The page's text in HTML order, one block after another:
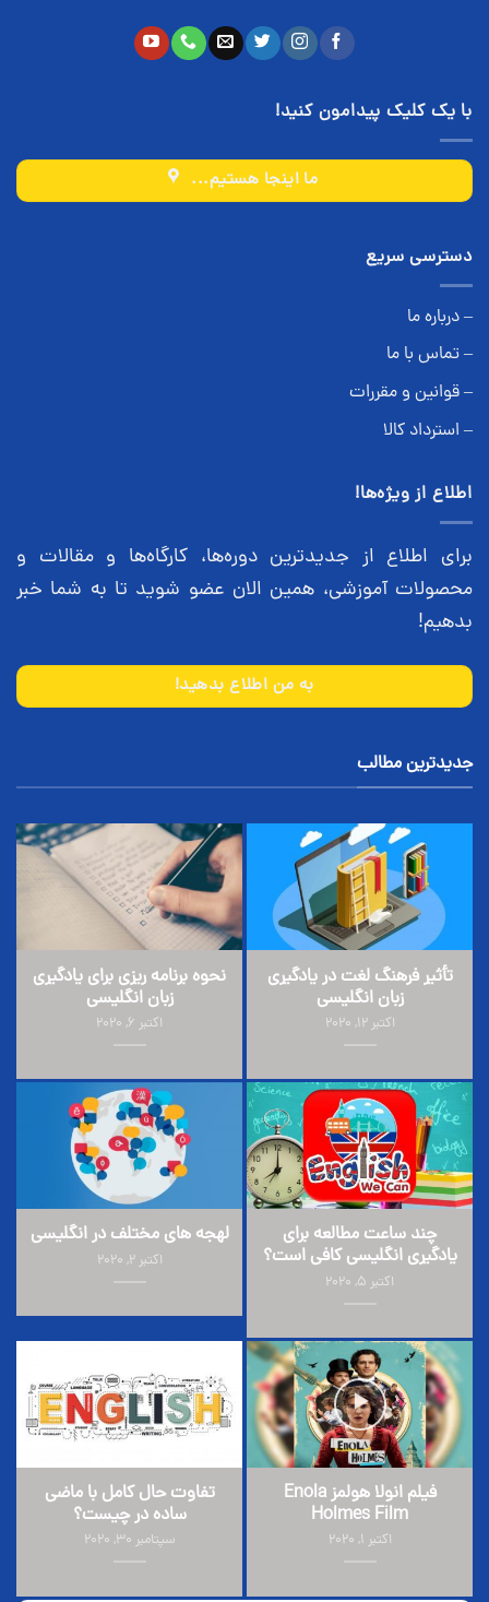
با یک کلیک پیدامون کنید!
ما اینجا هستیم...
دسترسی سریع
– درباره ما
– تماس با ما
– قوانین و مقررات
– استرداد کالا
اطلاع از ویژه‌ها!
برای اطلاع از جدیدترین دوره‌ها، کارگاه‌ها و مقالات و
محصولات آموزشی، همین الان عضو شوید تا به شما خبر
بدهیم!
به من اطلاع بدهید!
جدیدترین مطالب
تأثیر فرهنگ لغت در یادگیری
زبان انگلیسی
اکتبر 12, 2020
نحوه برنامه ریزی برای یادگیری
زبان انگلیسی
اکتبر 6, 2020
چند ساعت مطالعه برای
یادگیری انگلیسی کافی است؟
اکتبر 5, 2020
لهجه های مختلف در انگلیسی
اکتبر 2, 2020
فیلم انولا هولمز Enola
Holmes Film
اکتبر 1, 2020
تفاوت حال کامل با ماضی
ساده در چیست؟
سپتامبر 30, 2020